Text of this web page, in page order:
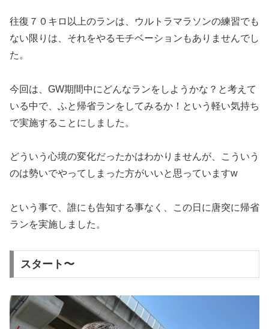
往復７０キロ以上のランは、ウルトラマラソンの練習でも
ない限りは、それをやるモチベーションもありませんでし
た。
今回は、GW期間中にどんなランをしようかな？と考えて
いる中で、ふと帰省ランをしてみるか！という軽い気持ち
で実施することにしました。
どういう心境の変化だったかはわかりませんが、こういう
のは勢いでやってしまった方がいいと思っていますw
という事で、誰にも告知する事なく、この日に唐突に帰省
ランを実施しました。
スタート〜